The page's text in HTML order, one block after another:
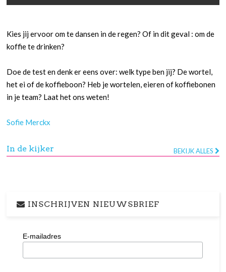
Kies jij ervoor om te dansen in de regen? Of in dit geval : om de
koffie te drinken?
Doe de test en denk er eens over: welk type ben jij? De wortel,
het ei of de koffieboon? Heb je wortelen, eieren of koffiebonen
in je team? Laat het ons weten!
Sofie Merckx
In de kijker BEKIJK ALLES
INSCHRIJVEN NIEUWSBRIEF
E-mailadres